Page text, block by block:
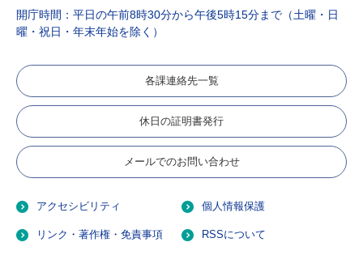
開庁時間：平日の午前8時30分から午後5時15分まで（土曜・日
曜・祝日・年末年始を除く）
各課連絡先一覧
休日の証明書発行
メールでのお問い合わせ
アクセシビリティ 個人情報保護
リンク・著作権・免責事項 RSSについて